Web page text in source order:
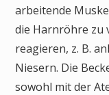
arbeitende
die Harnröhre zu
reagieren, z. B.
Niesern. Die
sowohl mit der